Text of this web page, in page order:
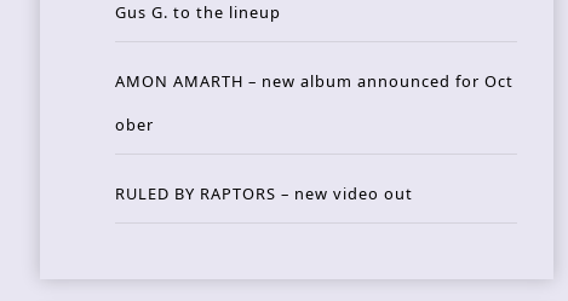
Gus G. to the lineup
AMON AMARTH – new album announced for Oct
ober
RULED BY RAPTORS – new video out